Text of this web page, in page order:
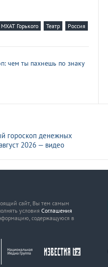
МХАТ Горького Театр Россия
чем ты пахнешь по знаку
гороскоп денежных
2026 — видео
сайт, Вы тем самым
условия Соглашения
содержащуюся в